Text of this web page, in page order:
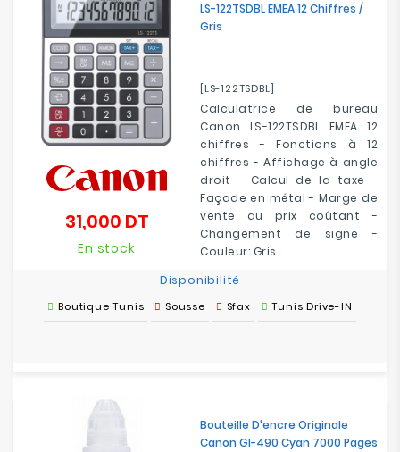
LS-122TSDBL EMEA 12 Chiffres /
Gris
[LS-122TSDBL]
Calculatrice de bureau
Canon LS-122TSDBL EMEA 12
chiffres - Fonctions à 12
chiffres - Affichage à angle
droit - Calcul de la taxe -
Façade en métal - Marge de
vente au prix coûtant -
Changement de signe -
Couleur: Gris
31,000 DTPrix
En stock
Disponibilité
Boutique Tunis Sousse Sfax Tunis Drive-IN
Bouteille D'encre Originale
Canon GI-490 Cyan 7000 Pages